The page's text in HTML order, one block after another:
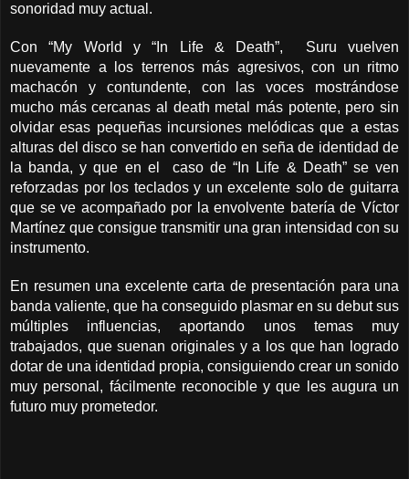
sonoridad muy actual.
Con “My World y “In Life & Death”, Suru vuelven
nuevamente a los terrenos más agresivos, con un ritmo
machacón y contundente, con las voces mostrándose
mucho más cercanas al death metal más potente, pero sin
olvidar esas pequeñas incursiones melódicas que a estas
alturas del disco se han convertido en seña de identidad de
la banda, y que en el caso de “In Life & Death” se ven
reforzadas por los teclados y un excelente solo de guitarra
que se ve acompañado por la envolvente batería de Víctor
Martínez que consigue transmitir una gran intensidad con su
instrumento.
En resumen una excelente carta de presentación para una
banda valiente, que ha conseguido plasmar en su debut sus
múltiples influencias, aportando unos temas muy
trabajados, que suenan originales y a los que han logrado
dotar de una identidad propia, consiguiendo crear un sonido
muy personal, fácilmente reconocible y que les augura un
futuro muy prometedor.